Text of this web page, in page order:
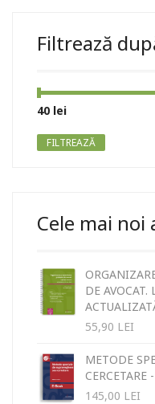
Filtrează
Preț
Preț
FILTREAZĂ
40 lei
Cele mai noi
DE AVOCAT.
55,90 LEI
METODE
CERCETARE
145,00 LEI